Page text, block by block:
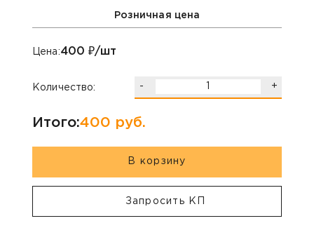
Розничная цена
Цена:400 ₽/шт
Количество: - +
Итого:400 руб.
В корзину
Запросить КП